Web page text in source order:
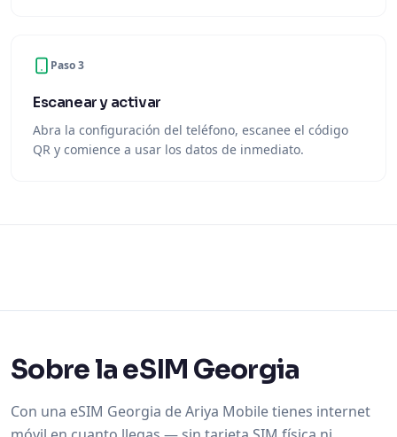
Paso 3
Escanear y activar
Abra la configuración del teléfono, escanee el código
QR y comience a usar los datos de inmediato.
Sobre la eSIM Georgia
Con una eSIM Georgia de Ariya Mobile tienes internet